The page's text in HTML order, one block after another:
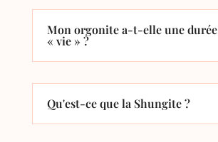
Mon orgonite a-t-elle une
« vie » ?
Qu'est-ce que la Shungite ?